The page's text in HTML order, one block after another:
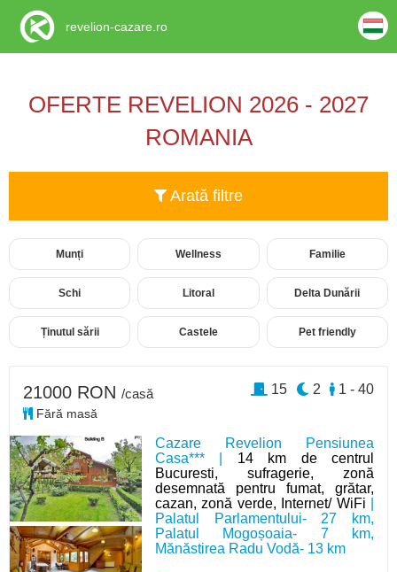
OFERTE REVELION 2026 - 2027
ROMANIA
Arată filtre
Munți Wellness Familie
Schi Litoral Delta Dunării
Ținutul sării Castele Pet friendly
Cazare Revelion Pensiunea
Casa*** | 14 km de centrul
Bucuresti, sufragerie, zonă
desemnată pentru fumat, grătar,
cazan, zonă verde, Internet/ WiFi
Palatul Parlamentului- 27 km,
Palatul Mogoșoaia- 7 km,
Mănăstirea Radu Vodă- 13 km
21000 RON /casă
Fără masă
1 - 40
2
15
revelion-cazare.ro